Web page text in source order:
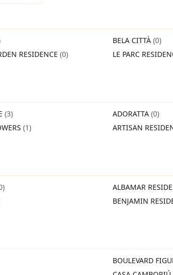
BELA CITTÀ (0)
RESIDENCE (0) LE PARC
(3) ADORATTA (0)
(1) ARTISAN
ALBAMAR
BENJAMIN
BOULEVARD